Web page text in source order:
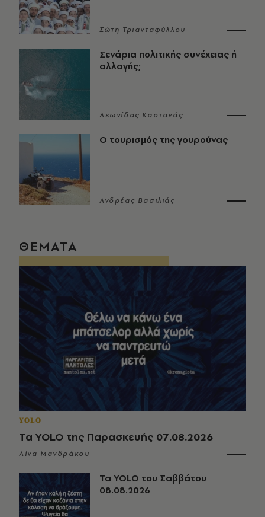
Σώτη Τριανταφύλλου
Σενάρια πολιτικής συνέχειας ή
αλλαγής;
Λεωνίδας Καστανάς
Ο τουρισμός της γουρούνας
Ανδρέας Βασιλιάς
ΘΕΜΑΤΑ
YOLO
Τα YOLO της Παρασκευής 07.08.2026
Λίνα Μανδράκου
Τα YOLO του Σαββάτου
08.08.2026